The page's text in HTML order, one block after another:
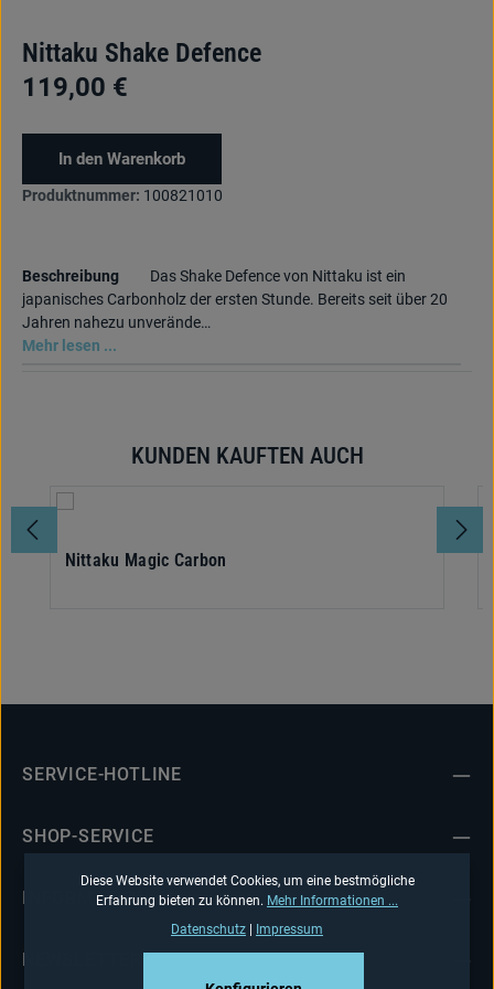
Nittaku Shake Defence
119,00 €
In den Warenkorb
Produktnummer: 100821010
Beschreibung
Das Shake Defence von Nittaku ist ein
japanisches Carbonholz der ersten Stunde. Bereits seit über 20
Jahren nahezu unverände…
Mehr lesen ...
Produktgalerie überspringenKUNDEN KAUFTEN AUCH
Nittaku Magic Carbon
SERVICE-HOTLINE
SHOP-SERVICE
INFORMATIONEN
Diese Website verwendet Cookies, um eine bestmögliche
Erfahrung bieten zu können. Mehr Informationen ...
Datenschutz | Impressum